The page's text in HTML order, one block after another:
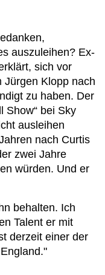
auszuleihen? Ex-
sich vor
Jürgen Klopp nach
zu haben. Der
Show“ bei Sky
ausleihen
nach Curtis
zwei Jahre
würden. Und er
behalten. Ich
Talent er mit
derzeit einer der